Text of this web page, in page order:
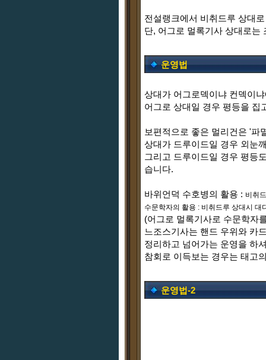
전설랭크에서 비취드루 상대
단, 어그로 멀록기사 상대로는
운영법
상대가 어그로덱이냐 컨덱이
어그로 상대일 경우 평등을 집
보편적으로 좋은 멀리건은 '파
상대가 드루이드일 경우 외눈
그리고 드루이드일 경우 평등
습니다.
바위언덕 수호병의 활용 : 비취
수문학자의 활용 : 비취드루 상대시
(어그로 멀록기사로 수문학자
느조스기사는 핸드 우위와 카
정리하고 넘어가는 운영을 하
참회로 이득보는 경우는 태고
운영법-2